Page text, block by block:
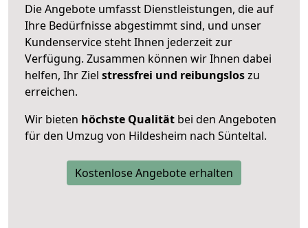
Die Angebote umfasst Dienstleistungen, die auf
Ihre Bedürfnisse abgestimmt sind, und unser
Kundenservice steht Ihnen jederzeit zur
Verfügung. Zusammen können wir Ihnen dabei
helfen, Ihr Ziel stressfrei und reibungsloszu
erreichen.
Wir bieten höchste Qualität bei den Angeboten
für den Umzug von Hildesheim nach Sünteltal.
Kostenlose Angebote erhalten